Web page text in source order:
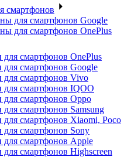
смартфонов
для смартфонов Google
для смартфонов OnePlus
смартфонов OnePlus
смартфонов Google
смартфонов Vivo
смартфонов IQOO
смартфонов Oppo
смартфонов Samsung
смартфонов Xiaomi, Poco
смартфонов Sony
смартфонов Apple
смартфонов Highscreen